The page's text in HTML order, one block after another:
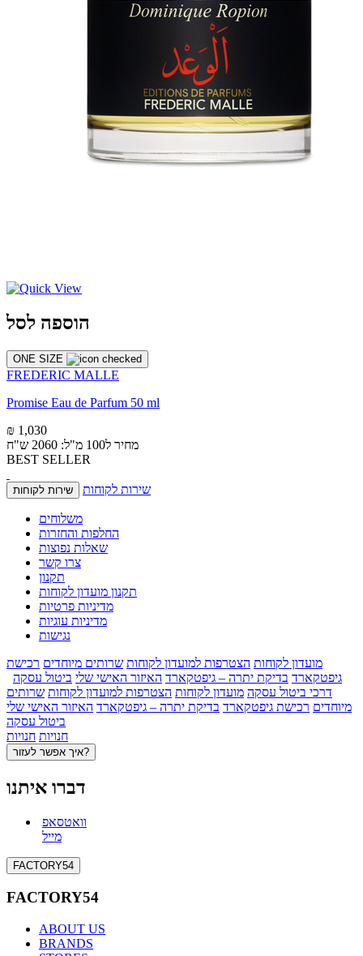
הוספה לסל
ONE SIZE
FREDERIC MALLE
Promise Eau de Parfum 50 ml
₪ 1,030
מחיר ל100 מ"ל: 2060 ש"ח
BEST SELLER
שירות לקוחות שירות לקוחות
משלוחים
החלפות והחזרות
שאלות נפוצות
צרו קשר
תקנון
תקנון מועדון לקוחות
מדיניות פרטיות
מדיניות עוגיות
נגישות
מועדון לקוחות הצטרפות למועדון לקוחות שרותים מיוחדים רכישת
גיפטקארד בדיקת יתרה – גיפטקארד האיזור האישי שלי ביטול עסקה
דרכי ביטול עסקה מועדון לקוחות הצטרפות למועדון לקוחות שרותים
מיוחדים רכישת גיפטקארד בדיקת יתרה – גיפטקארד האיזור האישי שלי
ביטול עסקה
חנויות חנויות
איך אפשר לעזור?
דברו איתנו
וואטסאפ
מייל
FACTORY54
FACTORY54
ABOUT US
BRANDS